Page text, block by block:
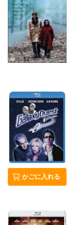
かごに入れる